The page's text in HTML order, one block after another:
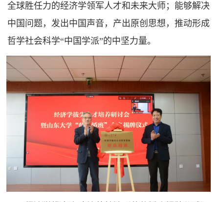
全球胜任力的经济学领军人才和未来大师；能够解决
中国问题，发出中国声音，产出原创思想，推动形成
哲学社会科学“中国学派”的中坚力量。